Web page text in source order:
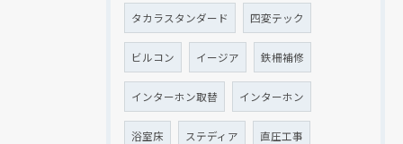
タカラスタンダード 四変テック
ビルコン イージア 鉄柵補修
インターホン取替 インターホン
浴室床 ステディア 直圧工事